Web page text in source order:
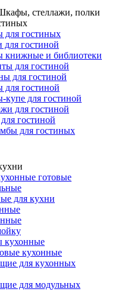
стеллажи, полки
гостиных
для гостиной
и библиотеки
для гостиной
для гостиной
для гостиной
для гостиной
для гостиной
гостиной
для гостиных
готовые
для кухни
кухонные
кухонные
для кухонных
для модульных